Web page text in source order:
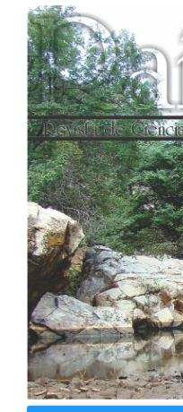
Barra
lateral
de
artigos